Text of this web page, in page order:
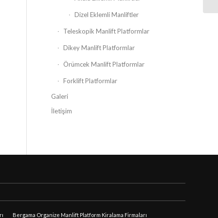
Dizel Eklemli Manliftler
Teleskopik Manlift Platformlar
Dikey Manlift Platformlar
Örümcek Manlift Platformlar
Forklift Platformlar
Galeri
İletişim
Bergama Organize Manlift Platform Kiralama Firmaları